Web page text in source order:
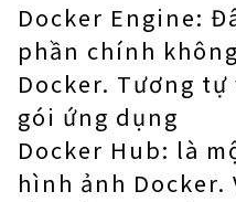
Docker Engine:
phần chính
Docker. Tương
gói ứng dụng
Docker Hub: là
hình ảnh Docker.